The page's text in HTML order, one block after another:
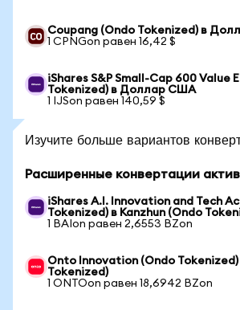
Coupang (Ondo Tokenized) в
1 CPNGon равен 16,42 $
iShares S&P Small-Cap 600 Value
Tokenized) в Доллар США
1 IJSon равен 140,59 $
Изучите больше вариантов
Расширенные конвертации
iShares A.I. Innovation and Tech
Tokenized) в Kanzhun (Ondo
1 BAIon равен 2,6553 BZon
Onto Innovation (Ondo Tokenized)
Tokenized)
1 ONTOon равен 18,6942 BZon